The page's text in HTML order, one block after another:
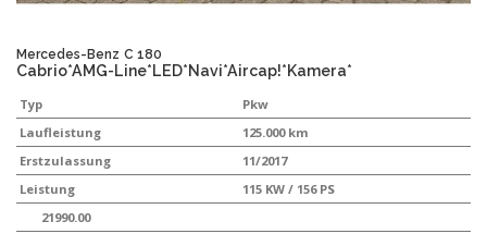
Mercedes-Benz C 180
Cabrio*AMG-Line*LED*Navi*Aircap!*Kamera*
Typ
Pkw
Laufleistung
125.000 km
Erstzulassung
11/2017
Leistung
115 KW / 156 PS
21990.00